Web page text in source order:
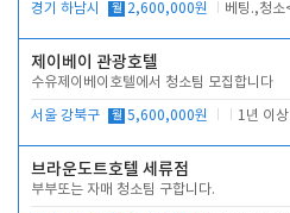
경기 하남시 월 2,600,000원
제이베이 관광호텔
수유제이베이호텔에서 청소팀 모집합니다
서울 강북구 월 5,600,000원 1년 이상
브라운도트호텔 세류점
부부또는 자매 청소팀 구합니다.